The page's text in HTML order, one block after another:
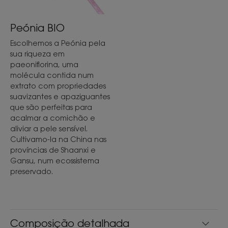
- Suavizante: a sua fórmula de alta tolerância
irritado*. *irritações de origem não patológica
TEXTURA
Textura
Sólido
Benefícios da textura
Formulado sem água.
Composição detalhada
Peónia BIO
Escolhemos a Peónia pela
sua riqueza em
paeoniflorina, uma
molécula contida num
extrato com propriedades
suavizantes e apaziguantes
que são perfeitas para
acalmar a comichão e
aliviar a pele sensível.
Cultivamo-la na China nas
províncias de Shaanxi e
Gansu, num ecossistema
preservado.